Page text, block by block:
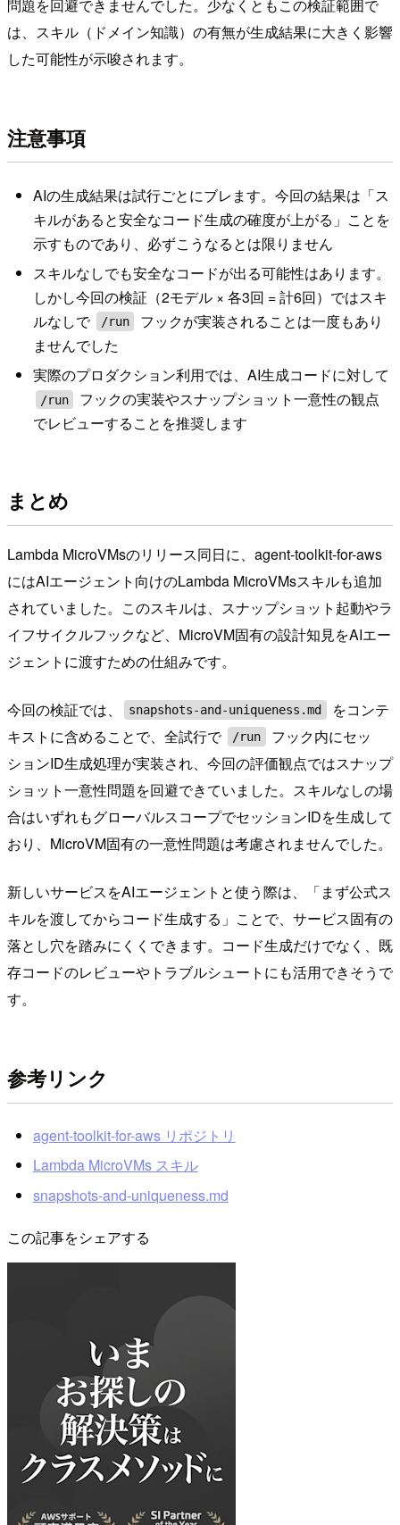
問題を回避できませんでした。少なくともこの検証範囲で
は、スキル（ドメイン知識）の有無が生成結果に大きく影響
した可能性が示唆されます。
注意事項
AIの生成結果は試行ごとにブレます。今回の結果は「ス
キルがあると安全なコード生成の確度が上がる」ことを
示すものであり、必ずこうなるとは限りません
スキルなしでも安全なコードが出る可能性はあります。
しかし今回の検証（2モデル × 各3回 = 計6回）ではスキ
ルなしで
/run
フックが実装されることは一度もあり
ませんでした
実際のプロダクション利用では、AI生成コードに対して
/run
フックの実装やスナップショット一意性の観点
でレビューすることを推奨します
まとめ
Lambda MicroVMsのリリース同日に、agent-toolkit-for-aws
にはAIエージェント向けのLambda MicroVMsスキルも追加
されていました。このスキルは、スナップショット起動やラ
イフサイクルフックなど、MicroVM固有の設計知見をAIエー
ジェントに渡すための仕組みです。
今回の検証では、 snapshots-and-uniqueness.md
をコンテ
キストに含めることで、全試行で
/run
フック内にセッ
ションID生成処理が実装され、今回の評価観点ではスナップ
ショット一意性問題を回避できていました。スキルなしの場
合はいずれもグローバルスコープでセッションIDを生成して
おり、MicroVM固有の一意性問題は考慮されませんでした。
新しいサービスをAIエージェントと使う際は、「まず公式ス
キルを渡してからコード生成する」ことで、サービス固有の
落とし穴を踏みにくくできます。コード生成だけでなく、既
存コードのレビューやトラブルシュートにも活用できそうで
す。
参考リンク
agent-toolkit-for-aws リポジトリ
Lambda MicroVMs スキル
snapshots-and-uniqueness.md
この記事をシェアする